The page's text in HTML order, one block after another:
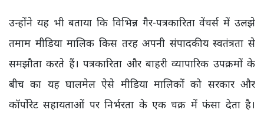
उन्होंने यह भी बताया कि विभिन्न गैर-पत्रकारिता वेंचर्स में उलझे
तमाम मीडिया मालिक किस तरह अपनी संपादकीय स्वतंत्रता से
समझौता करते हैं। पत्रकारिता और बाहरी व्यापारिक उपक्रमों के
बीच का यह घालमेल ऐसे मीडिया मालिकों को सरकार और
कॉर्पोरेट सहायताओं पर निर्भरता के एक चक्र में फंसा देता है।